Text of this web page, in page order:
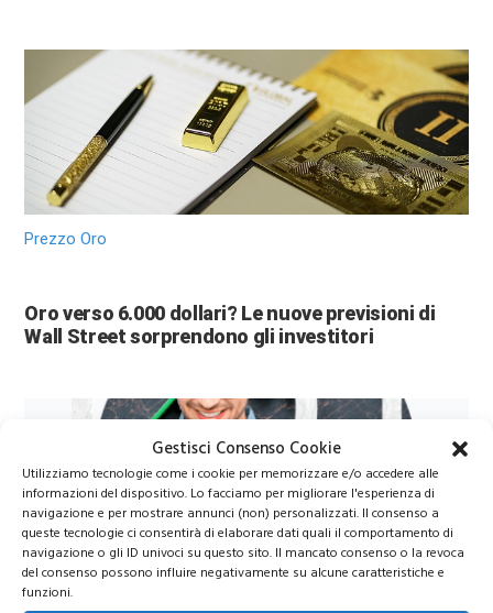
Gestisci Consenso Cookie
Utilizziamo tecnologie come i cookie per memorizzare e/o accedere alle
informazioni del dispositivo. Lo facciamo per migliorare l'esperienza di
navigazione e per mostrare annunci (non) personalizzati. Il consenso a
queste tecnologie ci consentirà di elaborare dati quali il comportamento di
navigazione o gli ID univoci su questo sito. Il mancato consenso o la revoca
del consenso possono influire negativamente su alcune caratteristiche e
funzioni.
Prezzo Oro
Oro verso 6.000 dollari? Le nuove previsioni di
Wall Street sorprendono gli investitori
Azioni Bance Europee